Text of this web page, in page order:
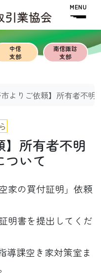
中信
支部
南信諏訪
支部
市よりご依頼】所有者不
】所有者不明
ついて
家の買付証明」依頼
明書を提出してくだ
導課空き家対策室ま
MENU